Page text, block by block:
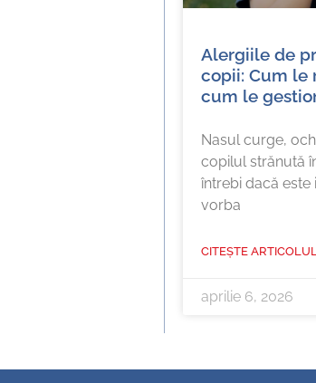
Alergiile de
copii: Cum le
cum le
Nasul curge,
copilul strănută
întrebi dacă este
vorba
CITEȘTE
aprilie 6, 2026